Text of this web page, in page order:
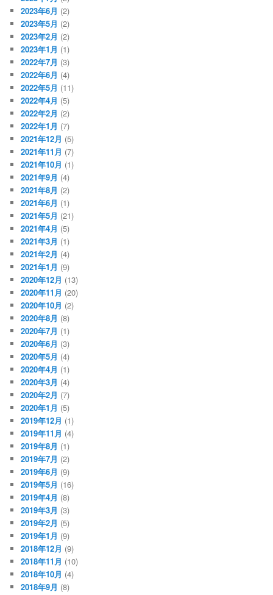
2023年6月 (2)
2023年5月 (2)
2023年2月 (2)
2023年1月 (1)
2022年7月 (3)
2022年6月 (4)
2022年5月 (11)
2022年4月 (5)
2022年2月 (2)
2022年1月 (7)
2021年12月 (5)
2021年11月 (7)
2021年10月 (1)
2021年9月 (4)
2021年8月 (2)
2021年6月 (1)
2021年5月 (21)
2021年4月 (5)
2021年3月 (1)
2021年2月 (4)
2021年1月 (9)
2020年12月 (13)
2020年11月 (20)
2020年10月 (2)
2020年8月 (8)
2020年7月 (1)
2020年6月 (3)
2020年5月 (4)
2020年4月 (1)
2020年3月 (4)
2020年2月 (7)
2020年1月 (5)
2019年12月 (1)
2019年11月 (4)
2019年8月 (1)
2019年7月 (2)
2019年6月 (9)
2019年5月 (16)
2019年4月 (8)
2019年3月 (3)
2019年2月 (5)
2019年1月 (9)
2018年12月 (9)
2018年11月 (10)
2018年10月 (4)
2018年9月 (8)